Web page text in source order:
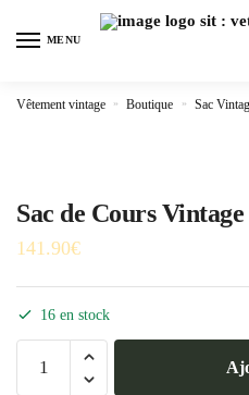
MENU
Vêtement vintage » Boutique » Sac
Sac de Cours
141.90€
16 en stock